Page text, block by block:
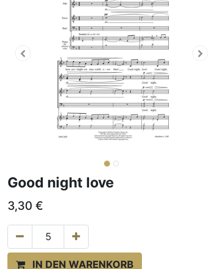
Good night love
3,30 €
IN DEN WARENKORB